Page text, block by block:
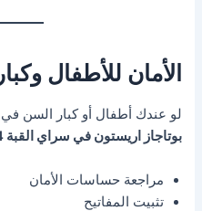
الأمان للأطفال
لو عندك أطفال أو كبار السن في
بوتاجاز اريستون في سراي القبة 19224
مراجعة حساسات الأمان
تثبيت المفاتيح